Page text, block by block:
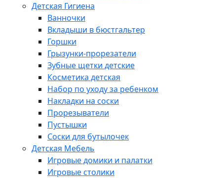
Детская Гигиена
Ванночки
Вкладыши в бюстгальтер
Горшки
Грызунки-прорезатели
Зубные щетки детские
Косметика детская
Набор по уходу за ребенком
Накладки на соски
Прорезыватели
Пустышки
Соски для бутылочек
Детская Мебель
Игровые домики и палатки
Игровые столики